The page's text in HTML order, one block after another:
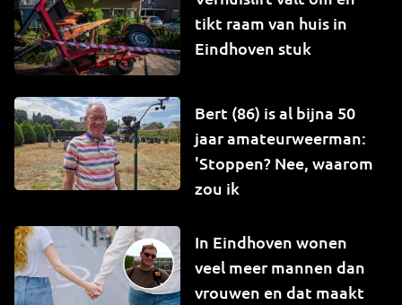
tikt raam van huis in
Eindhoven stuk
Bert (86) is al bijna 50
jaar amateurweerman:
'Stoppen? Nee, waarom
zou ik
In Eindhoven wonen
veel meer mannen dan
vrouwen en dat maakt